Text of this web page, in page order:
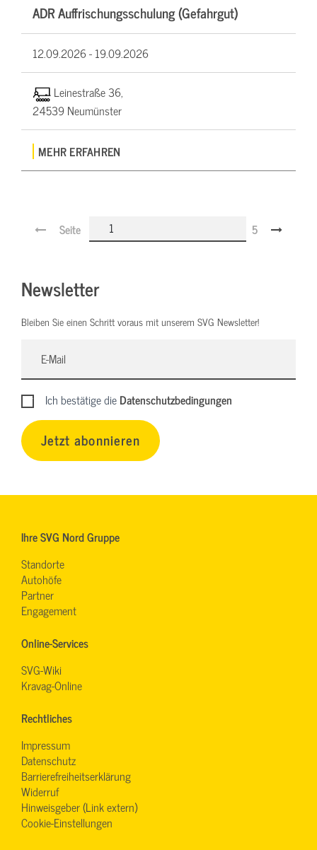
ADR Auffrischungsschulung (Gefahrgut)
12.09.2026 -19.09.2026
Leinestraße 36,
24539 Neumünster
MEHR ERFAHREN
Seite 5
Newsletter
Bleiben Sie einen Schritt voraus mit unserem SVG Newsletter!
Ich bestätige dieDatenschutzbedingungen
Jetzt abonnieren
Ihre SVG Nord Gruppe
Standorte
Autohöfe
Partner
Engagement
Online-Services
SVG-Wiki
Kravag-Online
Rechtliches
Impressum
Datenschutz
Barrierefreiheitserklärung
Widerruf
Hinweisgeber (Link extern)
Cookie-Einstellungen